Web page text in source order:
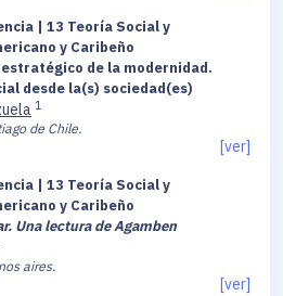
| 13 Teoría Social y
y Caribeño
de la modernidad.
desde la(s) sociedad(es)
1
de Chile.
[ver]
| 13 Teoría Social y
y Caribeño
Una lectura de Agamben
aires.
[ver]